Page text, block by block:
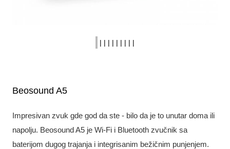
| | | | | | | | |
Beosound A5
Impresivan zvuk gde god da ste - bilo da je to unutar doma ili
napolju. Beosound A5 je Wi-Fi i Bluetooth zvučnik sa
baterijom dugog trajanja i integrisanim bežičnim punjenjem.